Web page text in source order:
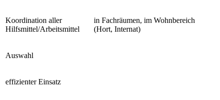
Koordination aller
Hilfsmittel/Arbeitsmittel
in Fachräumen, im Wohnbereich
(Hort, Internat)
Auswahl
effizienter Einsatz